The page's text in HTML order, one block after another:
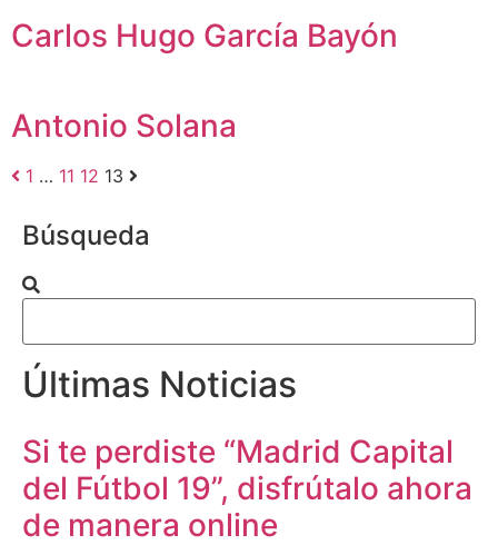
Carlos Hugo García Bayón
Antonio Solana
1 … 11 12 13
Búsqueda
Últimas Noticias
Si te perdiste “Madrid Capital
del Fútbol 19”, disfrútalo ahora
de manera online